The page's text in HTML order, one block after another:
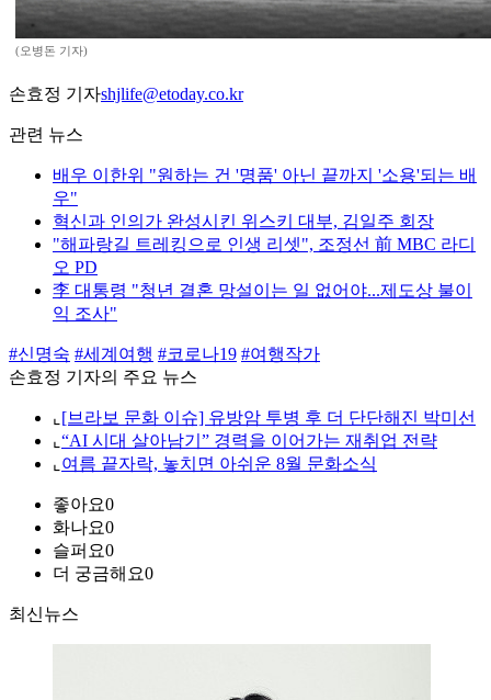
(오병돈 기자)
손효정 기자shjlife@etoday.co.kr
관련 뉴스
배우 이한위 "원하는 건 '명품' 아닌 끝까지 '소용'되는 배
우"
혁신과 인의가 완성시킨 위스키 대부, 김일주 회장
"해파랑길 트레킹으로 인생 리셋", 조정선 前 MBC 라디
오 PD
李 대통령 "청년 결혼 망설이는 일 없어야...제도상 불이
익 조사"
#신명숙 #세계여행 #코로나19 #여행작가
손효정 기자의 주요 뉴스
⌞ [브라보 문화 이슈] 유방암 투병 후 더 단단해진 박미선
⌞ “AI 시대 살아남기” 경력을 이어가는 재취업 전략
⌞ 여름 끝자락, 놓치면 아쉬운 8월 문화소식
좋아요0
화나요0
슬퍼요0
더 궁금해요0
최신뉴스